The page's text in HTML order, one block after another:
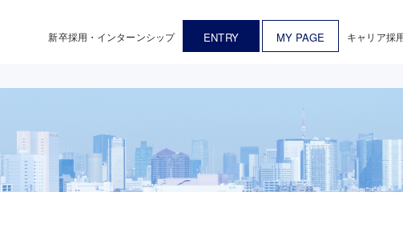
新卒採用・インターンシップ ENTRY MY PAGE キャリア採